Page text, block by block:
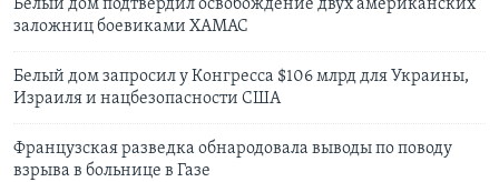
Белый дом подтвердил освобождение двух американских
заложниц боевиками ХАМАС
Белый дом запросил у Конгресса $106 млрд для Украины,
Израиля и нацбезопасности США
Французская разведка обнародовала выводы по поводу
взрыва в больнице в Газе